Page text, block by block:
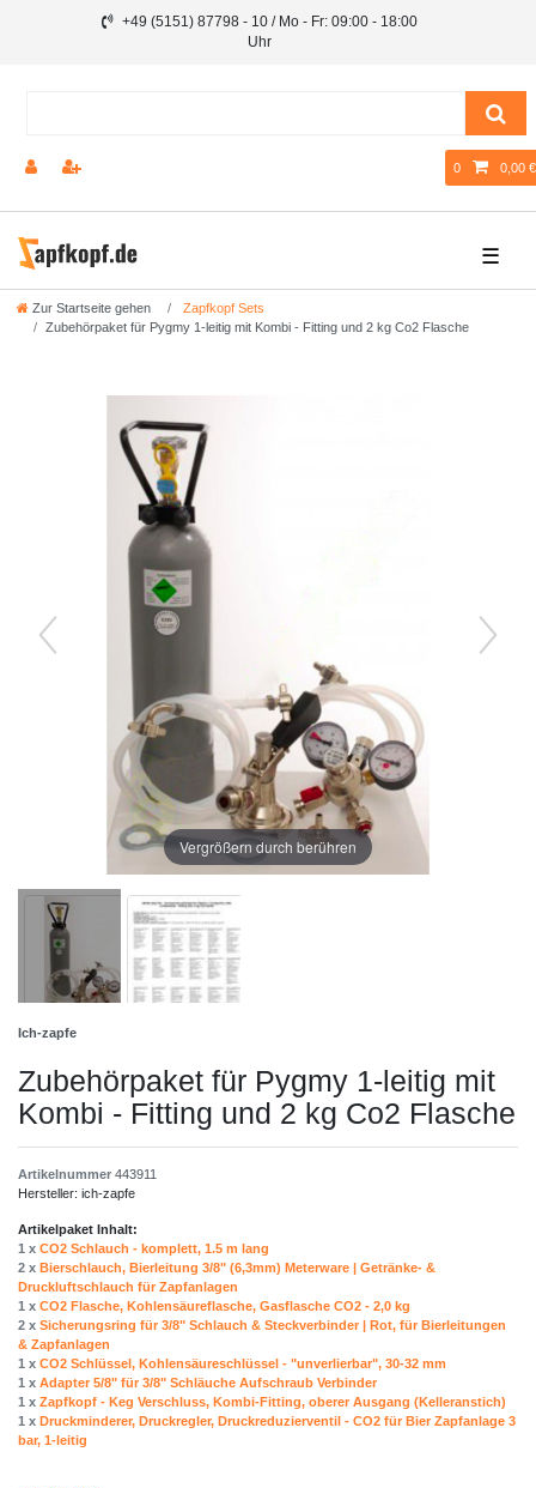
+49 (5151) 87798 - 10 / Mo - Fr: 09:00 - 18:00
Uhr
0 0,00 €
☰
Zur Startseite gehen
Zapfkopf Sets
Zubehörpaket für Pygmy 1-leitig mit Kombi - Fitting und 2 kg Co2 Flasche
Vergrößern durch berühren
Ich-zapfe
Zubehörpaket für Pygmy 1-leitig mit
Kombi - Fitting und 2 kg Co2 Flasche
Artikelnummer 443911
Hersteller: ich-zapfe
Artikelpaket Inhalt:
1 x CO2 Schlauch - komplett, 1.5 m lang
2 x Bierschlauch, Bierleitung 3/8" (6,3mm) Meterware | Getränke- &
Druckluftschlauch für Zapfanlagen
1 x CO2 Flasche, Kohlensäureflasche, Gasflasche CO2 - 2,0 kg
2 x Sicherungsring für 3/8" Schlauch & Steckverbinder | Rot, für Bierleitungen
& Zapfanlagen
1 x CO2 Schlüssel, Kohlensäureschlüssel - "unverlierbar", 30-32 mm
1 x Adapter 5/8" für 3/8" Schläuche Aufschraub Verbinder
1 x Zapfkopf - Keg Verschluss, Kombi-Fitting, oberer Ausgang (Kelleranstich)
1 x Druckminderer, Druckregler, Druckreduzierventil - CO2 für Bier Zapfanlage 3
bar, 1-leitig